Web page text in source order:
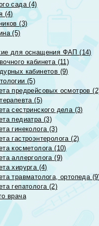
сада (4)
(4)
(3)
(5)
для оснащения ФАП (14)
кабинета (11)
кабинетов (9)
(5)
предрейсовых осмотров
(5)
сестринского дела (3)
педиатра (3)
гинеколога (3)
гастроэнтеролога (2)
косметолога (10)
аллерголога (9)
хирурга (4)
травматолога, ортопеда
гепатолога (2)
врача